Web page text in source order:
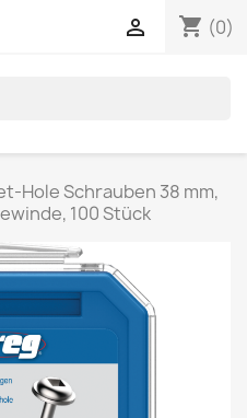
shopping_cart (0)

Hole Schrauben 38 mm,
100 Stück